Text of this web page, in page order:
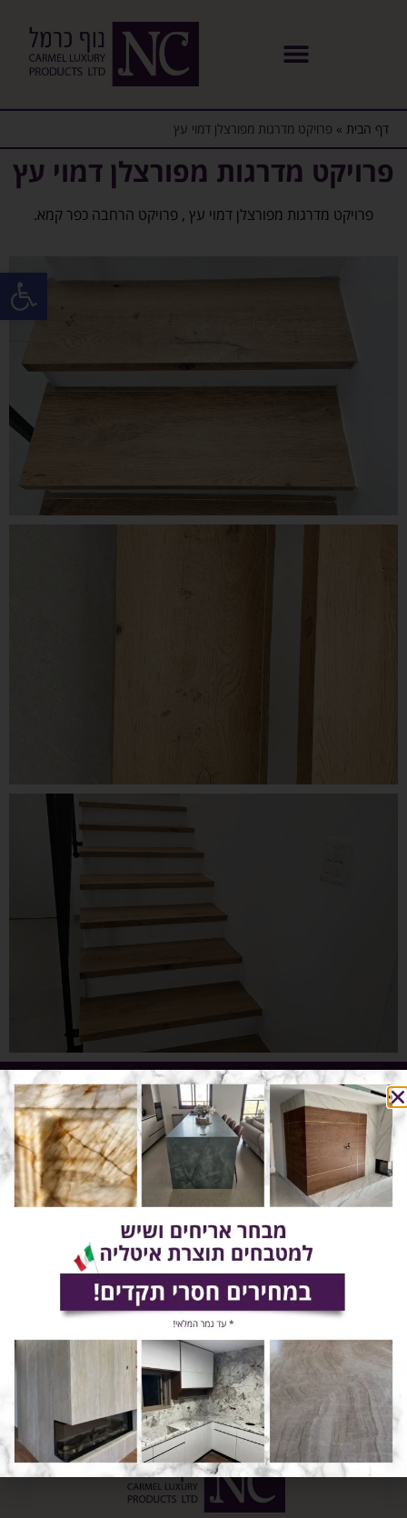
פתח
דף הבית » פרויקט מדרגות מפורצלן דמוי עץ
פרויקט מדרגות מפורצלן דמוי עץ
פרויקט מדרגות מפורצלן דמוי עץ , פרויקט הרחבה כפר קמא.
לקביעת פגישה
השאירו פרטים ונחזור אליכם בהקדם!
שלח